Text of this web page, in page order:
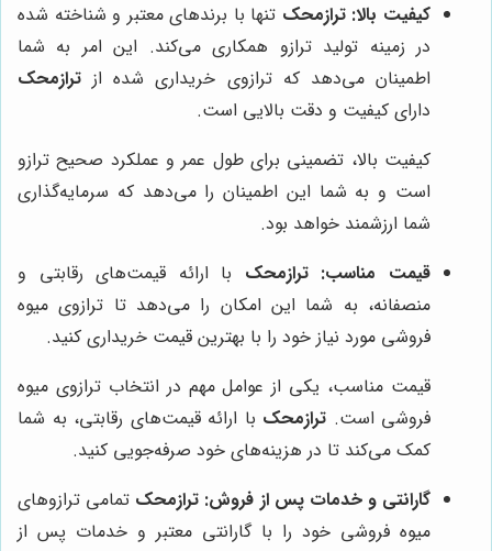
کیفیت بالا: ترازمحک تنها با برندهای معتبر و شناخته شده
در زمینه تولید ترازو همکاری می‌کند. این امر به شما
اطمینان می‌دهد که ترازوی خریداری شده از ترازمحک
دارای کیفیت و دقت بالایی است.
کیفیت بالا، تضمینی برای طول عمر و عملکرد صحیح ترازو
است و به شما این اطمینان را می‌دهد که سرمایه‌گذاری
شما ارزشمند خواهد بود.
قیمت مناسب: ترازمحک با ارائه قیمت‌های رقابتی و
منصفانه، به شما این امکان را می‌دهد تا ترازوی میوه
فروشی مورد نیاز خود را با بهترین قیمت خریداری کنید.
قیمت مناسب، یکی از عوامل مهم در انتخاب ترازوی میوه
فروشی است. ترازمحک با ارائه قیمت‌های رقابتی، به شما
کمک می‌کند تا در هزینه‌های خود صرفه‌جویی کنید.
گارانتی و خدمات پس از فروش: ترازمحک تمامی ترازوهای
میوه فروشی خود را با گارانتی معتبر و خدمات پس از